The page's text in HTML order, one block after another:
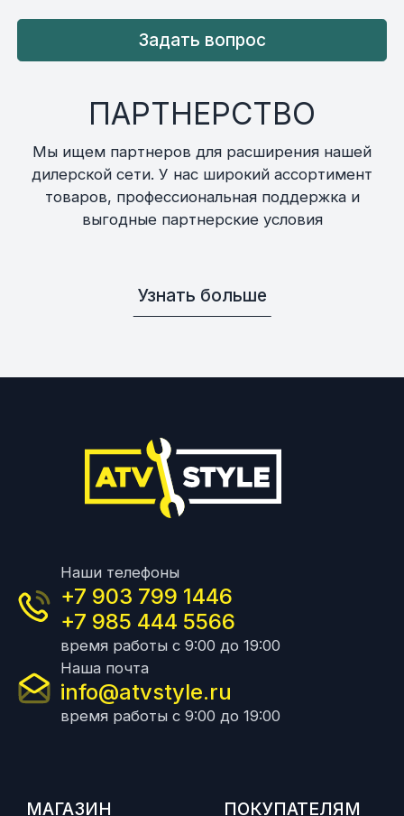
Задать вопрос
ПАРТНЕРСТВО
Мы ищем партнеров для расширения нашей
дилерской сети. У нас широкий ассортимент
товаров, профессиональная поддержка и
выгодные партнерские условия
Узнать больше
Наши телефоны
+7 903 799 1446
+7 985 444 5566
время работы с 9:00 до 19:00
Наша почта
info@atvstyle.ru
время работы с 9:00 до 19:00
МАГАЗИН ПОКУПАТЕЛЯМ